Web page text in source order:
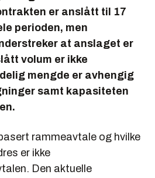
er anslått til 17
perioden, men
at anslaget er
volum er ikke
mengde er avhengig
samt kapasiteten
rammeavtale og hvilke
er ikke
Den aktuelle